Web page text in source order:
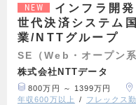
NEW
インフラ開
世代決済システム
業/NTTグループ
SE（Web・オープン系
株式会社NTTデータ
800万円 ～ 1399万円
年収600万以上
フレックス